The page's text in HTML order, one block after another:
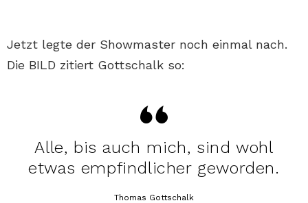
Jetzt legte der Showmaster noch einmal nach.
Die BILD zitiert Gottschalk so:
Alle, bis auch mich, sind wohl
etwas empfindlicher geworden.
Thomas Gottschalk